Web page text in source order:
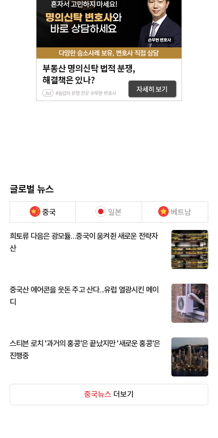
글로벌 뉴스
중국 일본 베트남
희토류 다음은 광모듈…중국이 움켜쥔 새로운 전략자
산
중국산 에어콘을 웃돈 주고 산다...유럽 열광시킨 메이
디
스티븐 로치 '과거의 홍콩'은 끝났지만 '새로운 홍콩'은
진행중
중국뉴스 더보기